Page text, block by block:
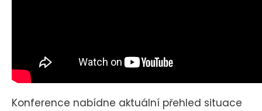
Konference nabídne aktuální přehled situace